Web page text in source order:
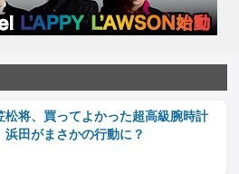
松将、買ってよかった超高級腕時計
田がまさかの行動に？